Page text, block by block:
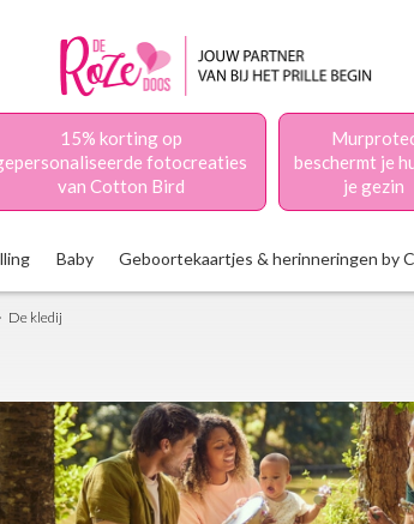
15% korting op
fotocreaties
van Cotton Bird
beschermt je
je gezin
Baby Geboortekaartjes & herinneringen by
De kledij